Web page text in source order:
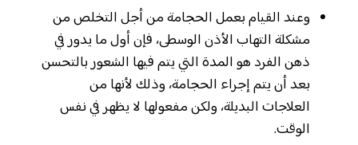
وعند القيام بعمل الحجامة من أجل التخلص من
مشكلة التهاب الأذن الوسطى، فإن أول ما يدور في
ذهن الفرد هو المدة التي يتم فيها الشعور بالتحسن
بعد أن يتم إجراء الحجامة، وذلك لأنها من
العلاجات البديلة، ولكن مفعولها لا يظهر في نفس
الوقت.